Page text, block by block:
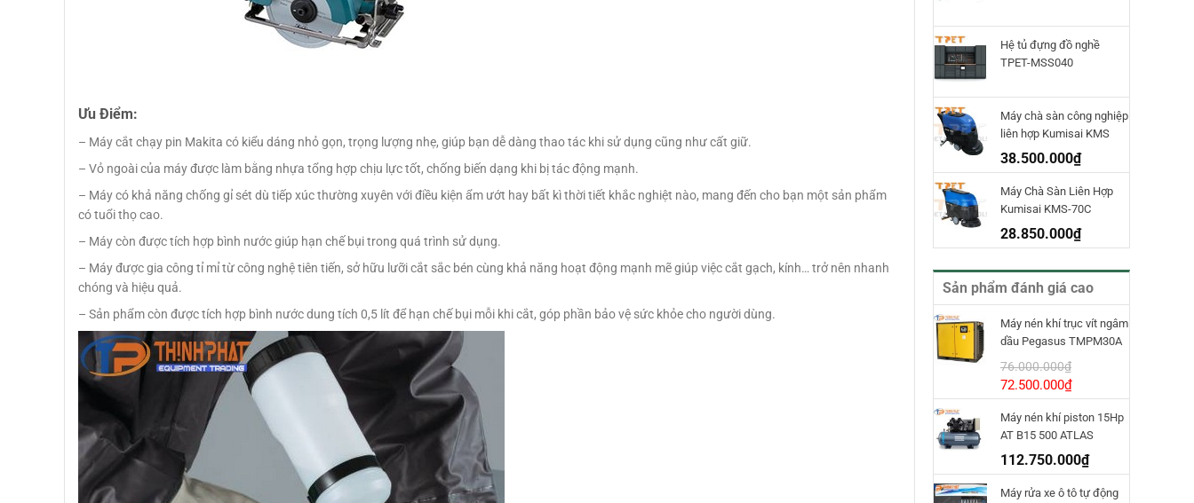
Hệ tủ đựng đồ nghề
TPET-MSS040
Máy chà sàn công nghiệp
liên hợp Kumisai KMS
70D
38.500.000₫
Máy Chà Sàn Liên Hợp
Kumisai KMS-70C
28.850.000₫
Sản phẩm đánh giá cao
Máy nén khí trục vít ngâm
dầu Pegasus TMPM30A
INVT
76.000.000₫
Giá
gốc
là:
76.000.000₫.
72.500.000₫Giá
hiện
tại
là:
72.500.000₫.
Máy nén khí piston 15Hp
AT B15 500 ATLAS
COPCO
112.750.000₫
Máy rửa xe ô tô tự động
Ưu Điểm:
– Máy cắt chạy pin Makita có kiểu dáng nhỏ gọn, trọng lượng nhẹ, giúp bạn dễ dàng thao tác khi sử dụng cũng như cất giữ.
– Vỏ ngoài của máy được làm bằng nhựa tổng hợp chịu lực tốt, chống biến dạng khi bị tác động mạnh.
– Máy có khả năng chống gỉ sét dù tiếp xúc thường xuyên với điều kiện ẩm ướt hay bất kì thời tiết khắc nghiệt nào, mang đến cho bạn một sản phẩm
có tuổi thọ cao.
– Máy còn được tích hợp bình nước giúp hạn chế bụi trong quá trình sử dụng.
– Máy được gia công tỉ mỉ từ công nghệ tiên tiến, sở hữu lưỡi cắt sắc bén cùng khả năng hoạt động mạnh mẽ giúp việc cắt gạch, kính… trở nên nhanh
chóng và hiệu quả.
– Sản phẩm còn được tích hợp bình nước dung tích 0,5 lít để hạn chế bụi mỗi khi cắt, góp phần bảo vệ sức khỏe cho người dùng.